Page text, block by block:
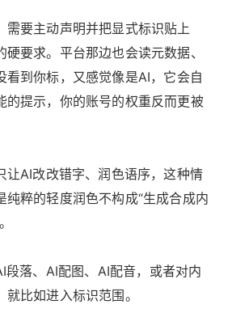
需要主动声明并把显式标识贴上
要求。平台那边也会读元数据、
看到你标，又感觉像是AI，它会自
的提示，你的账号的权重反而更被
让AI改改错字、润色语序，这种情
纯粹的轻度润色不构成“生成合成内
段落、AI配图、AI配音，或者对内
比如进入标识范围。